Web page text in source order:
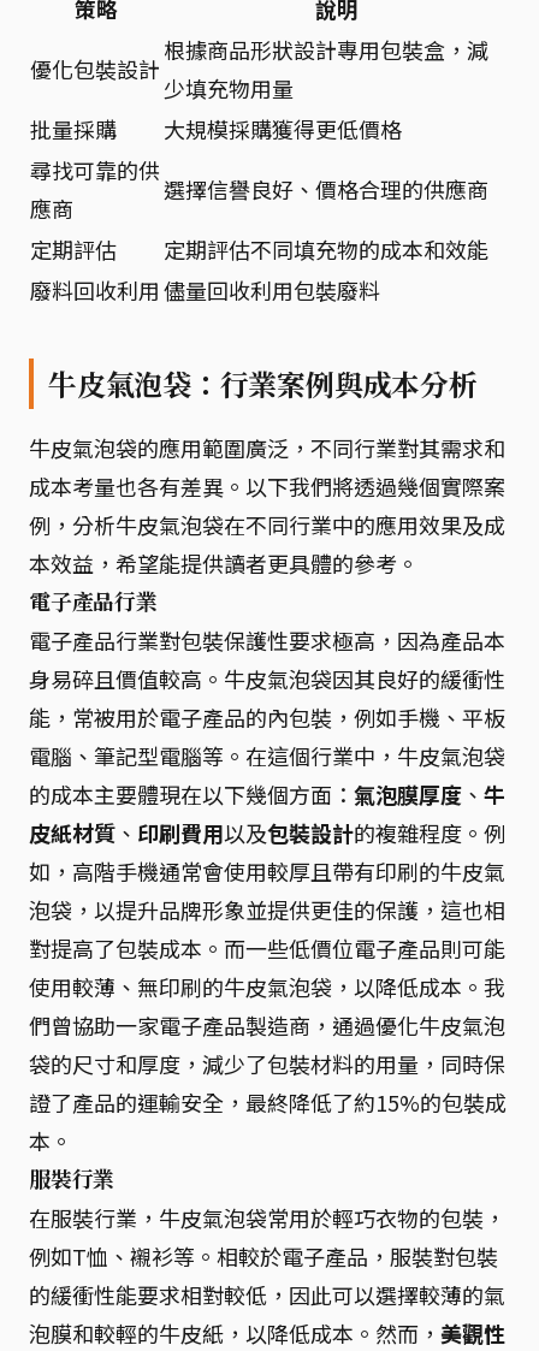
策略
說明
優化包裝設計
根據商品形狀設計專用包裝盒，減
少填充物用量
批量採購
大規模採購獲得更低價格
尋找可靠的供
應商
選擇信譽良好、價格合理的供應商
定期評估
定期評估不同填充物的成本和效能
廢料回收利用儘量回收利用包裝廢料
牛皮氣泡袋：行業案例與成本分析
牛皮氣泡袋的應用範圍廣泛，不同行業對其需求和
成本考量也各有差異。以下我們將透過幾個實際案
例，分析牛皮氣泡袋在不同行業中的應用效果及成
本效益，希望能提供讀者更具體的參考。
電子產品行業
電子產品行業對包裝保護性要求極高，因為產品本
身易碎且價值較高。牛皮氣泡袋因其良好的緩衝性
能，常被用於電子產品的內包裝，例如手機、平板
電腦、筆記型電腦等。在這個行業中，牛皮氣泡袋
的成本主要體現在以下幾個方面： 氣泡膜厚度 、 牛
皮紙材質 、 印刷費用以及包裝設計的複雜程度。例
如，高階手機通常會使用較厚且帶有印刷的牛皮氣
泡袋，以提升品牌形象並提供更佳的保護，這也相
對提高了包裝成本。而一些低價位電子產品則可能
使用較薄、無印刷的牛皮氣泡袋，以降低成本。我
們曾協助一家電子產品製造商，通過優化牛皮氣泡
袋的尺寸和厚度，減少了包裝材料的用量，同時保
證了產品的運輸安全，最終降低了約15%的包裝成
本。
服裝行業
在服裝行業，牛皮氣泡袋常用於輕巧衣物的包裝，
例如T恤、襯衫等。相較於電子產品，服裝對包裝
的緩衝性能要求相對較低，因此可以選擇較薄的氣
泡膜和較輕的牛皮紙，以降低成本。然而， 美觀性